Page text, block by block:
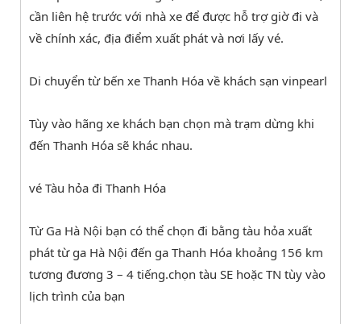
cần liên hệ trước với nhà xe để được hỗ trợ giờ đi và
về chính xác, địa điểm xuất phát và nơi lấy vé.
Di chuyển từ bến xe Thanh Hóa về khách sạn vinpearl
Tùy vào hãng xe khách bạn chọn mà trạm dừng khi
đến Thanh Hóa sẽ khác nhau.
vé Tàu hỏa đi Thanh Hóa
Từ Ga Hà Nội bạn có thể chọn đi bằng tàu hỏa xuất
phát từ ga Hà Nội đến ga Thanh Hóa khoảng 156 km
tương đương 3 – 4 tiếng.chọn tàu SE hoặc TN tùy vào
lịch trình của bạn